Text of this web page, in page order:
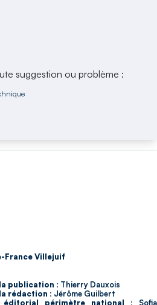
suggestion ou problème :
France Villejuif
publication : Thierry Dauxois
rédaction : Jérôme Guilbert
éditorial périmètre national : Sofia